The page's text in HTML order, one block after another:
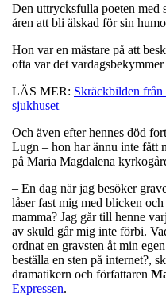
Den uttrycksfulla poeten med
åren att bli älskad för sin
Hon var en mästare på att
ofta var det
LÄS MER: Skräckbilden från
sjukhuset
Och även efter hennes död
Lugn – hon har ännu inte fått
på Maria Magdalena
– En dag när jag besöker
låser fast mig med blicken
mamma? Jag går till henne
av skuld går mig inte förbi.
ordnat en gravsten åt min
beställa en sten på internet?,
dramatikern och författaren
Expressen.